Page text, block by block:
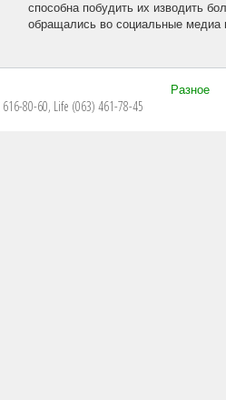
способна побудить их изводить
обращались во социальные медиа
80-60, Life (063) 461-78-45
Разное